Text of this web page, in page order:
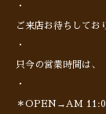
・
ご来店お待ちしてお
・
只今の営業時間は、
・
＊OPEN→AM